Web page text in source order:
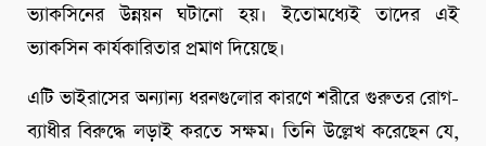
ভ্যাকসিনের উন্নয়ন ঘটানো হয়। ইতোমধ্যেই তাদের এই
ভ্যাকসিন কার্যকারিতার প্রমাণ দিয়েছে।
এটি ভাইরাসের অন্যান্য ধরনগুলোর কারণে শরীরে গুরুতর রোগ-
ব্যাধীর বিরুদ্ধে লড়াই করতে সক্ষম। তিনি উল্লেখ করেছেন যে,